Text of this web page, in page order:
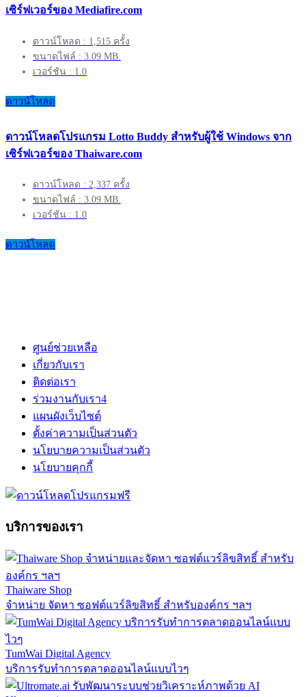
เซิร์ฟเวอร์ของ Mediafire.com
ดาวน์โหลด : 1,515 ครั้ง
ขนาดไฟล์ : 3.09 MB.
เวอร์ชัน : 1.0
ดาวน์โหลด
ดาวน์โหลดโปรแกรม Lotto Buddy สำหรับผู้ใช้ Windows จาก
เซิร์ฟเวอร์ของ Thaiware.com
ดาวน์โหลด : 2,337 ครั้ง
ขนาดไฟล์ : 3.09 MB.
เวอร์ชัน : 1.0
ดาวน์โหลด
ศูนย์ช่วยเหลือ
เกี่ยวกับเรา
ติดต่อเรา
ร่วมงานกับเรา4
แผนผังเว็บไซต์
ตั้งค่าความเป็นส่วนตัว
นโยบายความเป็นส่วนตัว
นโยบายคุกกี้
บริการของเรา
Thaiware Shop
จำหน่าย จัดหา ซอฟต์แวร์ลิขสิทธิ์ สำหรับองค์กร ฯลฯ
TumWai Digital Agency
บริการรับทำการตลาดออนไลน์แบบไวๆ